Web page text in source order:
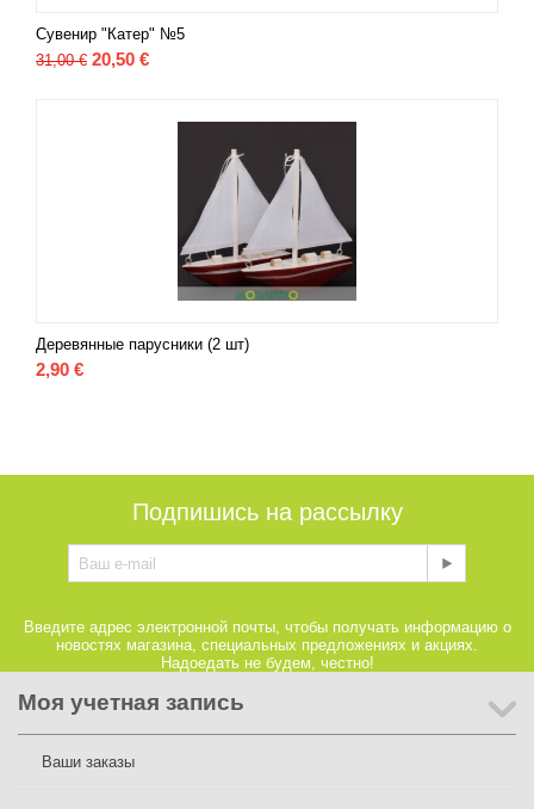
Сувенир "Катер" №5
31,00 € 20,50 €
Деревянные парусники (2 шт)
2,90 €
Подпишись на рассылку
Введите адрес электронной почты, чтобы получать информацию о
новостях магазина, специальных предложениях и акциях.
Надоедать не будем, честно!
Моя учетная запись
Ваши заказы